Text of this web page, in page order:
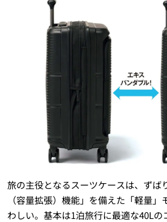
旅の主役となるスーツケースは、ずば
（容量拡張）機能」を備えた「軽量
わしい。基本は1泊旅行に最適な40L